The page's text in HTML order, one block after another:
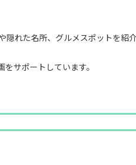
れた名所、グルメスポットを紹介
サポートしています。